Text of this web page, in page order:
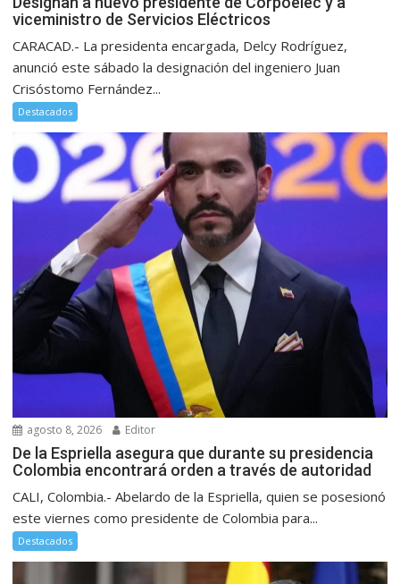
viceministro de Servicios Eléctricos
CARACAD.- La presidenta encargada, Delcy Rodríguez,
anunció este sábado la designación del ingeniero Juan
Crisóstomo Fernández...
Destacados
agosto 8, 2026 Editor
De la Espriella asegura que durante su presidencia
Colombia encontrará orden a través de autoridad
CALI, Colombia.- Abelardo de la Espriella, quien se posesionó
este viernes como presidente de Colombia para...
Destacados